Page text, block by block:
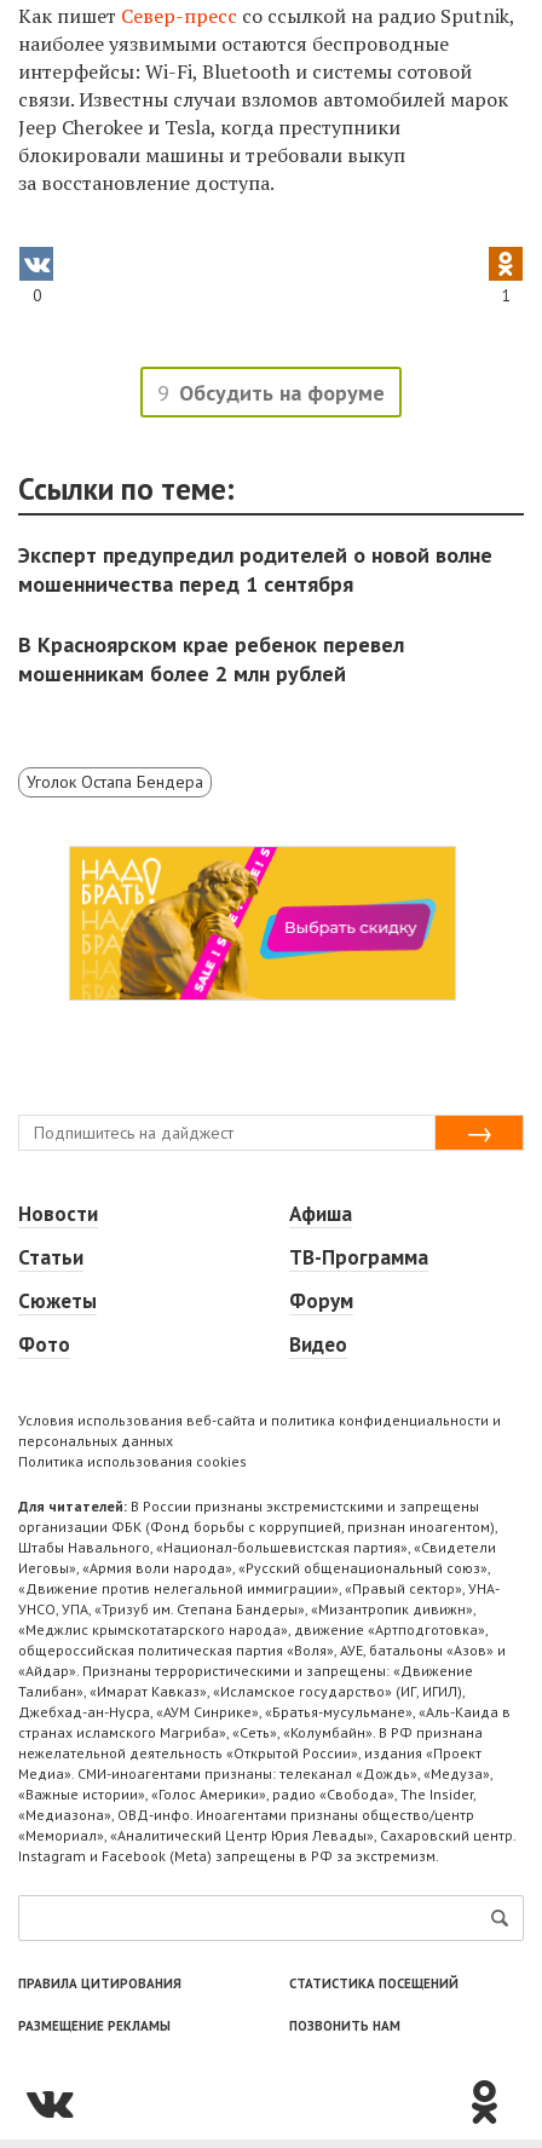
Как пишет Север-пресс со ссылкой на радио Sputnik,
наиболее уязвимыми остаются беспроводные
интерфейсы: Wi-Fi, Bluetooth и системы сотовой
связи. Известны случаи взломов автомобилей марок
Jeep Cherokee и Tesla, когда преступники
блокировали машины и требовали выкуп
за восстановление доступа.
0 1
9 Обсудить на форуме
Ссылки по теме:
Эксперт предупредил родителей о новой волне
мошенничества перед 1 сентября
В Красноярском крае ребенок перевел
мошенникам более 2 млн рублей
Уголок Остапа Бендера
Новости
Статьи
Сюжеты
Фото
Афиша
ТВ-Программа
Форум
Видео
Условия использования веб-сайта и политика конфиденциальности и
персональных данных
Политика использования cookies
Для читателей: В России признаны экстремистскими и запрещены
организации ФБК (Фонд борьбы с коррупцией, признан иноагентом),
Штабы Навального, «Национал-большевистская партия», «Свидетели
Иеговы», «Армия воли народа», «Русский общенациональный союз»,
«Движение против нелегальной иммиграции», «Правый сектор», УНА-
УНСО, УПА, «Тризуб им. Степана Бандеры», «Мизантропик дивижн»,
«Меджлис крымскотатарского народа», движение «Артподготовка»,
общероссийская политическая партия «Воля», АУЕ, батальоны «Азов» и
«Айдар». Признаны террористическими и запрещены: «Движение
Талибан», «Имарат Кавказ», «Исламское государство» (ИГ, ИГИЛ),
Джебхад-ан-Нусра, «АУМ Синрике», «Братья-мусульмане», «Аль-Каида в
странах исламского Магриба», «Сеть», «Колумбайн». В РФ признана
нежелательной деятельность «Открытой России», издания «Проект
Медиа». СМИ-иноагентами признаны: телеканал «Дождь», «Медуза»,
«Важные истории», «Голос Америки», радио «Свобода», The Insider,
«Медиазона», ОВД-инфо. Иноагентами признаны общество/центр
«Мемориал», «Аналитический Центр Юрия Левады», Сахаровский центр.
Instagram и Facebook (Metа) запрещены в РФ за экстремизм.
ПРАВИЛА ЦИТИРОВАНИЯ СТАТИСТИКА ПОСЕЩЕНИЙ
РАЗМЕЩЕНИЕ РЕКЛАМЫ ПОЗВОНИТЬ НАМ